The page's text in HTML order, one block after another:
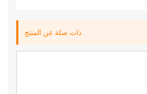
ذات صلة عن المنتج